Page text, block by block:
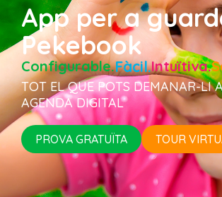
App per a
Pekebook
Configurable.Fàcil.Intuïtiva.
TOT EL QUE POTS DEMANAR-LI
AGENDA DIGITAL
PROVA GRATUÏTA TOUR